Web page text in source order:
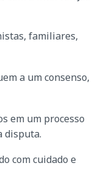
familiares,
a um consenso,
em um processo
disputa.
com cuidado e